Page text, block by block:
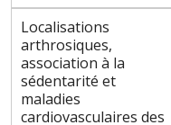
Localisations
arthrosiques,
association à la
sédentarité et
maladies
cardiovasculaires des